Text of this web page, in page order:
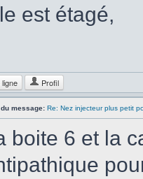
est étagé,
Profil
message: Re: Nez injecteur plus petit
boite 6 et la